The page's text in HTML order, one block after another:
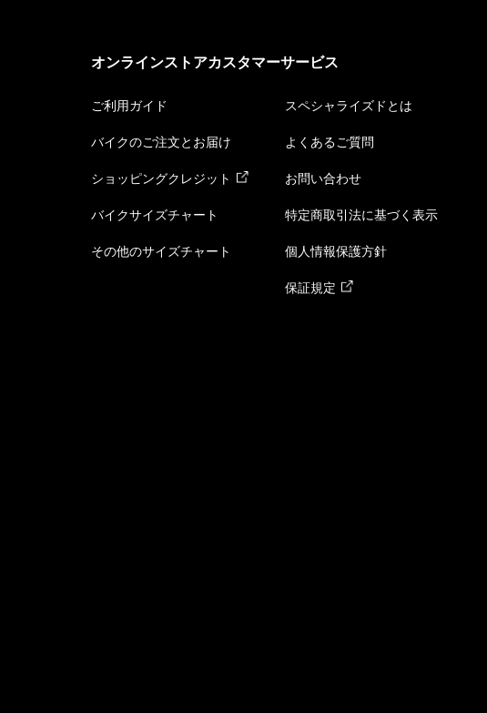
オンラインストアカスタマーサービス
ご利用ガイド
バイクのご注文とお届け
ショッピングクレジット
バイクサイズチャート
その他のサイズチャート
スペシャライズドとは
よくあるご質問
お問い合わせ
特定商取引法に基づく表示
個人情報保護方針
保証規定